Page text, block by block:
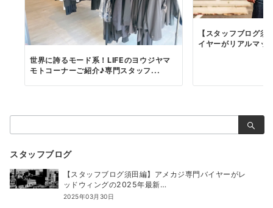
世界に誇るモード系！LIFEのヨウジヤマ
モトコーナーご紹介♪専門スタッフ...
【スタッフブログ須
イヤーがリアルマ
索：
スタッフブログ
【スタッフブログ須田編】アメカジ専門バイヤーがレ
ッドウィングの2025年最新…
2025年03月30日